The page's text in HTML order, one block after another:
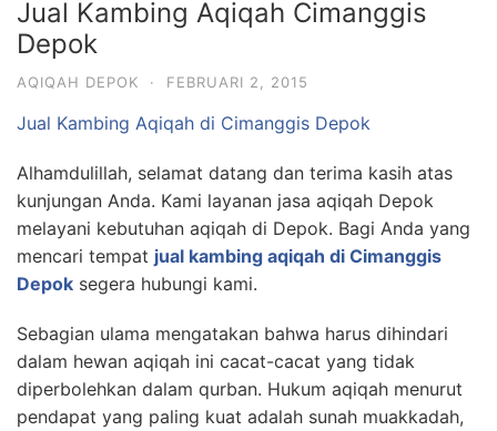
Jual Kambing Aqiqah Cimanggis
Depok
AQIQAH DEPOK · FEBRUARI 2, 2015
Jual Kambing Aqiqah di Cimanggis Depok
Alhamdulillah, selamat datang dan terima kasih atas
kunjungan Anda. Kami layanan jasa aqiqah Depok
melayani kebutuhan aqiqah di Depok. Bagi Anda yang
mencari tempat jual kambing aqiqah di Cimanggis
Depok segera hubungi kami.
Sebagian ulama mengatakan bahwa harus dihindari
dalam hewan aqiqah ini cacat-cacat yang tidak
diperbolehkan dalam qurban. Hukum aqiqah menurut
pendapat yang paling kuat adalah sunah muakkadah,